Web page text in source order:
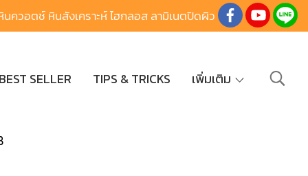
ควอตช์ หินสังเคราะห์ ไฮกลอส ลามิเนตปิดผิว
BEST SELLER TIPS & TRICKS เพิ่มเติม